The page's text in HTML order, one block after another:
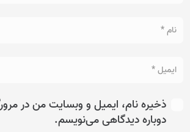
ذخیره نام، ایمیل و وبسایت من در
دوباره دیدگاهی می‌نویسم.